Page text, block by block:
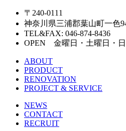
〒240-0111
神奈川県三浦郡葉山町一色
TEL&FAX: 046-874-8436
OPEN 金曜日・土曜日・
ABOUT
PRODUCT
RENOVATION
PROJECT & SERVICE
NEWS
CONTACT
RECRUIT